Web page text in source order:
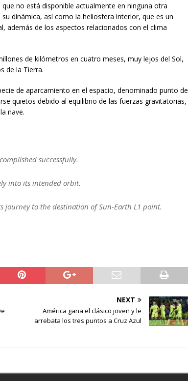
no está disponible actualmente en ninguna otra
dinámica, así como la heliosfera interior, que es un
además de los aspectos relacionados con el clima
de kilómetros en cuatro meses, muy lejos del Sol,
de la Tierra.
de aparcamiento en el espacio, denominado punto de
quietos debido al equilibrio de las fuerzas gravitatorias,
nave.
successfully.
into its intended orbit.
journey to the destination of Sun-Earth L1 point.
NEXT
América gana el clásico joven y le
arrebata los tres puntos a Cruz Azul